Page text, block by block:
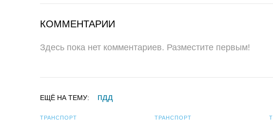
КОММЕНТАРИИ
Здесь пока нет комментариев. Разместите первым!
ЕЩЁ НА ТЕМУ: пдд
ТРАНСПОРТ ТРАНСПОРТ